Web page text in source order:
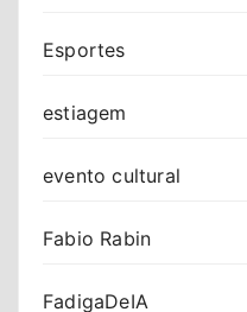
Esportes
estiagem
evento cultural
Fabio Rabin
FadigaDeIA